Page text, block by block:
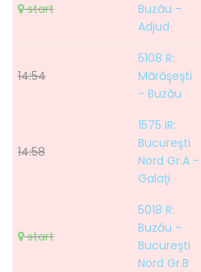
start
Buzău -
Adjud
14:54
5108 R:
Mărăşeşti
- Buzău
14:58
1575 IR:
Bucureşti
Nord Gr.A -
Galaţi
start
5018 R:
Buzău -
Bucureşti
Nord Gr.B